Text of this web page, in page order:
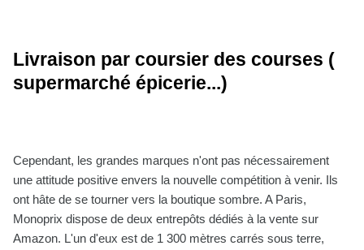
Livraison par coursier des courses (
supermarché épicerie...)
Cependant, les grandes marques n'ont pas nécessairement
une attitude positive envers la nouvelle compétition à venir. Ils
ont hâte de se tourner vers la boutique sombre. A Paris,
Monoprix dispose de deux entrepôts dédiés à la vente sur
Amazon. L'un d'eux est de 1 300 mètres carrés sous terre,